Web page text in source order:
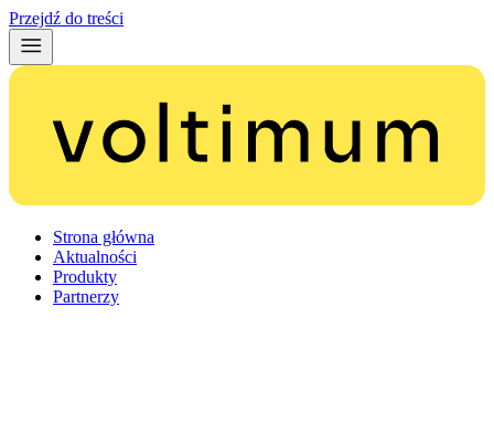
Przejdź do treści
Strona główna
Aktualności
Produkty
Partnerzy